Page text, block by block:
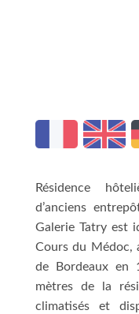
Résidence
d’anciens
Galerie Tatry est
Cours du Médoc,
de Bordeaux
mètres de la
climatisés et